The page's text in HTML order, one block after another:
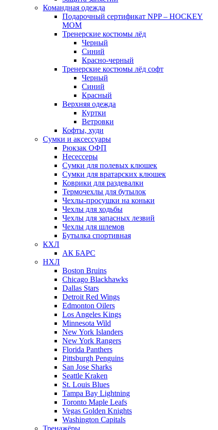
Командная одежда
Подарочный сертификат NPP – HOCKEY
MOM
Тренерские костюмы лёд
Черный
Синий
Красно-черный
Тренерские костюмы лёд софт
Черный
Синий
Красный
Верхняя одежда
Куртки
Ветровки
Кофты, худи
Сумки и аксессуары
Рюкзак ОФП
Несессеры
Сумки для полевых клюшек
Сумки для вратарских клюшек
Коврики для раздевалки
Термочехлы для бутылок
Чехлы-просушки на коньки
Чехлы для ходьбы
Чехлы для запасных лезвий
Чехлы для шлемов
Бутылка спортивная
КХЛ
АК БАРС
НХЛ
Boston Bruins
Chicago Blackhawks
Dallas Stars
Detroit Red Wings
Edmonton Oilers
Los Angeles Kings
Minnesota Wild
New York Islanders
New York Rangers
Florida Panthers
Pittsburgh Penguins
San Jose Sharks
Seattle Kraken
St. Louis Blues
Tampa Bay Lightning
Toronto Maple Leafs
Vegas Golden Knights
Washington Capitals
Тренажёры